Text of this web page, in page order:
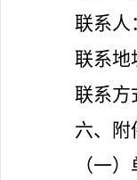
联系人
联系地
联系方
六、附
（一）